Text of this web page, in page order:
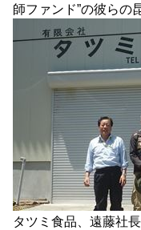
師ファンド”の彼らの
タツミ食品、遠藤社